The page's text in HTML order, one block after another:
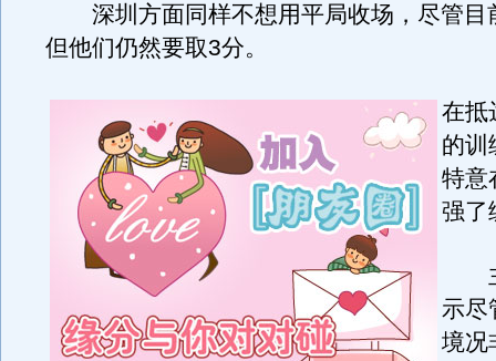
深圳方面同样不想用平局收场，尽管目
但他们仍然要取3分。
在抵
的训
特意
强了
主
示尽
境况